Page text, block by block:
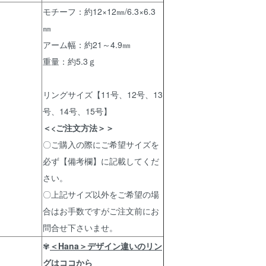
モチーフ：約12×12㎜/6.3×6.3
㎜
アーム幅：約21～4.9㎜
重量：約5.3ｇ
リングサイズ【11号、12号、13
号、14号、15号】
＜<ご注文方法＞＞
〇ご購入の際にご希望サイズを
必ず【備考欄】に記載してくだ
さい。
〇上記サイズ以外をご希望の場
合はお手数ですがご注文前にお
問合せ下さいませ。
✾ ＜Hana＞デザイン違いのリン
グはココから